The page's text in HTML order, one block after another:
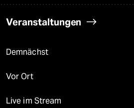
Veranstaltungen
Demnächst
Vor Ort
Live im Stream